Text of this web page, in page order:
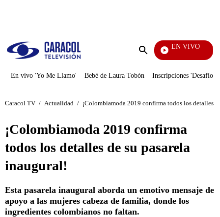
Enviar
EN VIVO
En vivo 'Yo Me Llamo' Bebé de Laura Tobón Inscripciones 'Desafío'
Caracol TV / Actualidad / ¡Colombiamoda 2019 confirma todos los detalles
¡Colombiamoda 2019 confirma
todos los detalles de su pasarela
inaugural!
Esta pasarela inaugural aborda un emotivo mensaje de
apoyo a las mujeres cabeza de familia, donde los
ingredientes colombianos no faltan.